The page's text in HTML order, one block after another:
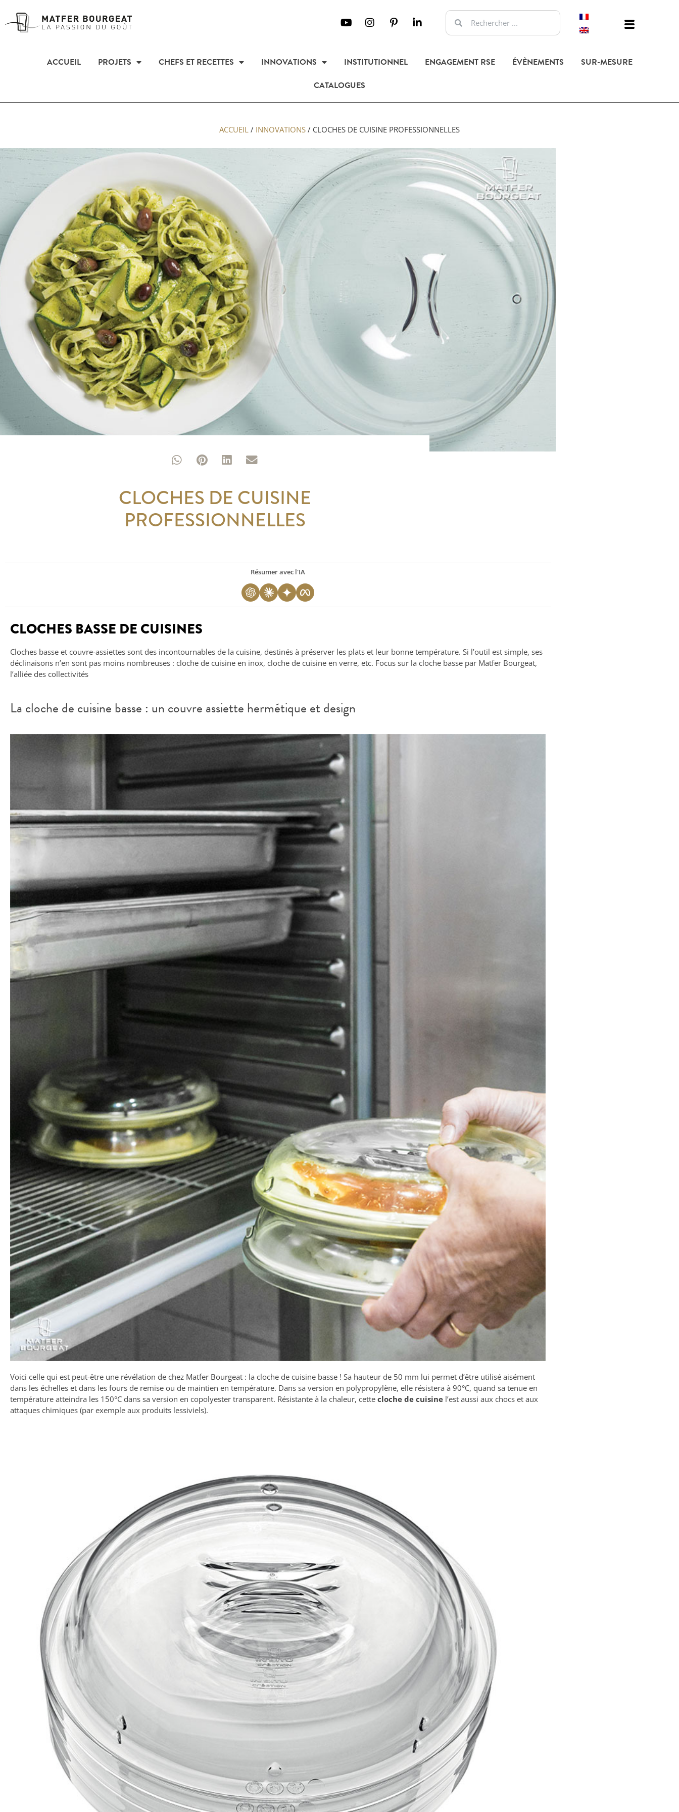
ACCUEIL PROJETS CHEFS ET RECETTES INNOVATIONS INSTITUTIONNEL ENGAGEMENT RSE ÉVÈNEMENTS
SUR-MESURE
CATALOGUES
ACCUEIL / INNOVATIONS / CLOCHES DE CUISINE PROFESSIONNELLES
CLOCHES DE CUISINE
PROFESSIONNELLES
Résumer avec l'IA
CLOCHES BASSE DE CUISINES
Cloches basse et couvre-assiettes sont des incontournables de la cuisine, destinés à préserver les plats et leur bonne température. Si l’outil est simple, ses
déclinaisons n’en sont pas moins nombreuses : cloche de cuisine en inox, cloche de cuisine en verre, etc. Focus sur la cloche basse par Matfer Bourgeat,
l’alliée des collectivités
La cloche de cuisine basse : un couvre assiette hermétique et design
Voici celle qui est peut-être une révélation de chez Matfer Bourgeat : la cloche de cuisine basse ! Sa hauteur de 50 mm lui permet d’être utilisé aisément
dans les échelles et dans les fours de remise ou de maintien en température. Dans sa version en polypropylène, elle résistera à 90°C, quand sa tenue en
température atteindra les 150°C dans sa version en copolyester transparent. Résistante à la chaleur, cette cloche de cuisine l’est aussi aux chocs et aux
attaques chimiques (par exemple aux produits lessiviels).